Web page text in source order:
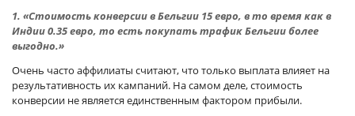
1. «Стоимость конверсии в Бельгии 15 евро, в то время как в
Индии 0.35 евро, то есть покупать трафик Бельгии более
выгодно.»
Очень часто аффилиаты считают, что только выплата влияет на
результативность их кампаний. На самом деле, стоимость
конверсии не является единственным фактором прибыли.